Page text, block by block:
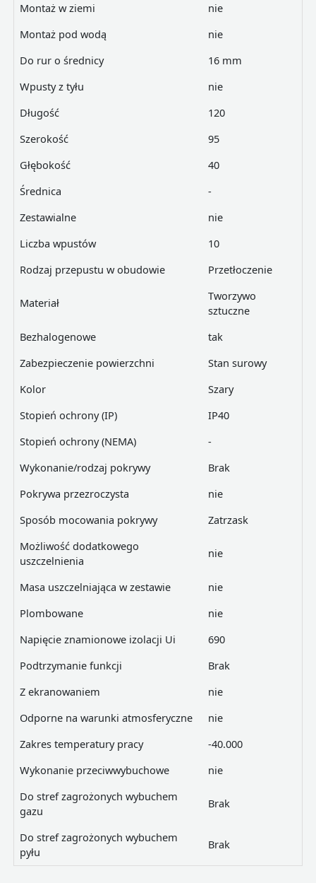
Montaż w ziemi
nie
Montaż pod wodą
nie
Do rur o średnicy
16 mm
Wpusty z tyłu
nie
Długość
120
Szerokość
95
Głębokość
40
Średnica
-
Zestawialne
nie
Liczba wpustów
10
Rodzaj przepustu w obudowie
Przetłoczenie
Materiał
Tworzywo
sztuczne
Bezhalogenowe
tak
Zabezpieczenie powierzchni
Stan surowy
Kolor
Szary
Stopień ochrony (IP)
IP40
Stopień ochrony (NEMA)
-
Wykonanie/rodzaj pokrywy
Brak
Pokrywa przezroczysta
nie
Sposób mocowania pokrywy
Zatrzask
Możliwość dodatkowego
uszczelnienia
nie
Masa uszczelniająca w zestawie
nie
Plombowane
nie
Napięcie znamionowe izolacji Ui
690
Podtrzymanie funkcji
Brak
Z ekranowaniem
nie
Odporne na warunki atmosferyczne
nie
Zakres temperatury pracy
-40.000
Wykonanie przeciwwybuchowe
nie
Do stref zagrożonych wybuchem
gazu
Brak
Do stref zagrożonych wybuchem
pyłu
Brak